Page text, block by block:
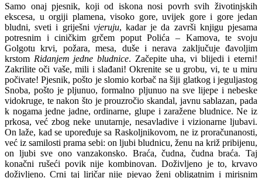
Samo onaj pjesnik, koji od iskona nosi povrh svih životinjskih
ekscesa, u orgiji plamena, visoko gore, uvijek gore i gore jedan
bludni, sveti i griješni vjeruju, kadar je da završi knjigu pjesama
potresnim i ciničkim grčem poput Polića – Kamova, te svoju
Golgotu krvi, požara, mesa, duše i nerava zaključuje đavoljim
krstom Ridanjem jedne bludnice. Začepite uha, vi blijedi i eterni!
Zakrilite oči vaše, mili i slađani! Okrenite se u grobu, vi, te u miru
počivate! Pjesnik, pošto je slomio korbač na šiji glatkog i jeguljastog
Snoba, pošto je pljunuo, formalno pljunuo na sve lijepe i nebeske
vidokruge, te nakon što je prouzročio skandal, javnu sablazan, pada
k nogama jedne jadne, ordinarne, glupe i zaražene bludnice. Ne iz
prkosa, već zbog neke unutarnje, nesavladive i vizionarne ljubavi.
On laže, kad se upoređuje sa Raskoljnikovom, ne iz proračunanosti,
već iz samilosti prama sebi: on ljubi bludnicu, ženu na križ pribijenu,
on ljubi sve ono vanzakonsko. Braća, čudna, čudna braća. Taj
konačni rušeći povik nije kombinovan. Doživljeno je to, krvavo
doživljeno. Crni taj liričar nije pjevao ženi obligatnim i mirisnim